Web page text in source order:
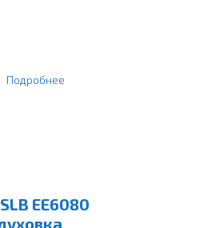
Подробнее
EE6080